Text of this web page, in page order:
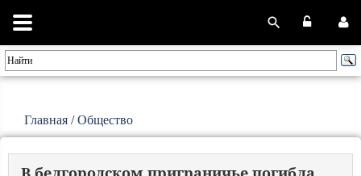
Главная /Общество